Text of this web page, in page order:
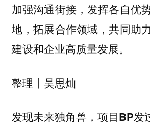
加强沟通街接，发挥各自优
地，拓展合作领域，共同助
建设和企业高质量发展。
整理丨吴思灿
发现未来独角兽，项目BP发